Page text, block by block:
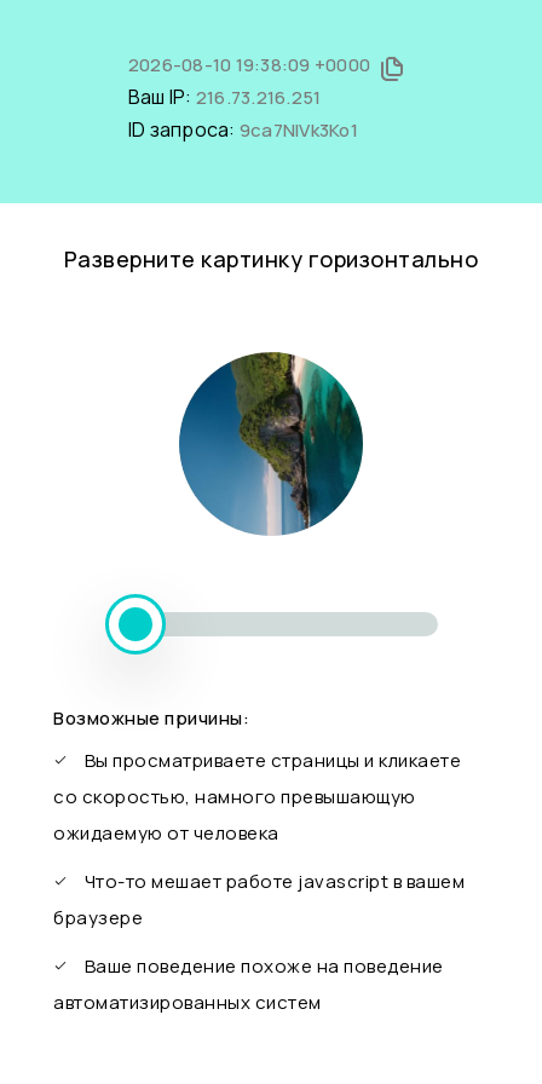
2026-08-10 19:38:09 +0000
Ваш IP: 216.73.216.251
ID запроса: 9ca7NlVk3Ko1
Разверните картинку горизонтально
Возможные причины:
Вы просматриваете страницы и кликаете
со скоростью, намного превышающую
ожидаемую от человека
Что-то мешает работе javascript в вашем
браузере
Ваше поведение похоже на поведение
автоматизированных систем